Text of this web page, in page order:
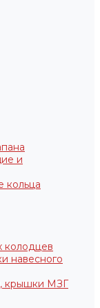
и
кольца
колодцев
навесного
крышки МЗГ